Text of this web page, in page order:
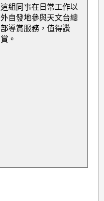
這組同事在日常工作以
外自發地參與天文台總
部導賞服務，值得讚
賞。